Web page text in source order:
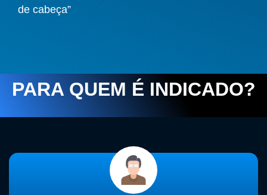
de cabeça”
PARA QUEM É INDICADO?​